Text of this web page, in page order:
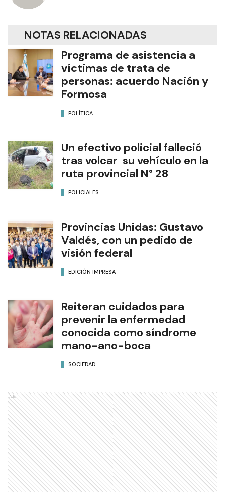
NOTAS RELACIONADAS
Programa de asistencia a
víctimas de trata de
personas: acuerdo Nación y
Formosa
POLÍTICA
Un efectivo policial falleció
tras volcar su vehículo en la
ruta provincial N° 28
POLICIALES
Provincias Unidas: Gustavo
Valdés, con un pedido de
visión federal
EDICIÓN IMPRESA
Reiteran cuidados para
prevenir la enfermedad
conocida como síndrome
mano-ano-boca
SOCIEDAD
Ads